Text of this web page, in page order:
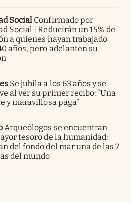
Social Confirmado por
Social | Reducirán un 15% de
a quienes hayan trabajado
años, pero adelanten su
Se jubila a los 63 años y se
al ver su primer recibo: “Una
y maravillosa paga”
Arqueólogos se encuentran
tesoro de la humanidad:
del fondo del mar una de las 7
del mundo